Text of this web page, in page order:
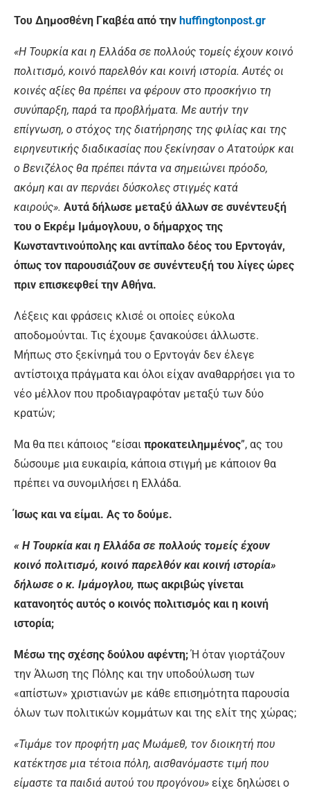
Του Δημοσθένη Γκαβέα από την huffingtonpost.gr
«Η Τουρκία και η Ελλάδα σε πολλούς τομείς έχουν κοινό
πολιτισμό, κοινό παρελθόν και κοινή ιστορία. Αυτές οι
κοινές αξίες θα πρέπει να φέρουν στο προσκήνιο τη
συνύπαρξη, παρά τα προβλήματα. Με αυτήν την
επίγνωση, ο στόχος της διατήρησης της φιλίας και της
ειρηνευτικής διαδικασίας που ξεκίνησαν ο Ατατούρκ και
ο Βενιζέλος θα πρέπει πάντα να σημειώνει πρόοδο,
ακόμη και αν περνάει δύσκολες στιγμές κατά
καιρούς». Αυτά δήλωσε μεταξύ άλλων σε συνέντευξή
του ο Εκρέμ Ιμάμογλουυ, ο δήμαρχος της
Κωνσταντινούπολης και αντίπαλο δέος του Ερντογάν,
όπως τον παρουσιάζουν σε συνέντευξή του λίγες ώρες
πριν επισκεφθεί την Αθήνα.
Λέξεις και φράσεις κλισέ οι οποίες εύκολα
αποδομούνται. Τις έχουμε ξανακούσει άλλωστε.
Μήπως στο ξεκίνημά του ο Ερντογάν δεν έλεγε
αντίστοιχα πράγματα και όλοι είχαν αναθαρρήσει για το
νέο μέλλον που προδιαγραφόταν μεταξύ των δύο
κρατών;
Μα θα πει κάποιος “είσαι προκατειλημμένος”, ας του
δώσουμε μια ευκαιρία, κάποια στιγμή με κάποιον θα
πρέπει να συνομιλήσει η Ελλάδα.
Ίσως και να είμαι. Ας το δούμε.
« Η Τουρκία και η Ελλάδα σε πολλούς τομείς έχουν
κοινό πολιτισμό, κοινό παρελθόν και κοινή ιστορία»
δήλωσε ο κ. Ιμάμογλου, πως ακριβώς γίνεται
κατανοητός αυτός ο κοινός πολιτισμός και η κοινή
ιστορία;
Μέσω της σχέσης δούλου αφέντη;Ή όταν γιορτάζουν
την Άλωση της Πόλης και την υποδούλωση των
«απίστων» χριστιανών με κάθε επισημότητα παρουσία
όλων των πολιτικών κομμάτων και της ελίτ της χώρας;
«Τιμάμε τον προφήτη μας Μωάμεθ, τον διοικητή που
κατέκτησε μια τέτοια πόλη, αισθανόμαστε τιμή που
είμαστε τα παιδιά αυτού του προγόνου» είχε δηλώσει ο